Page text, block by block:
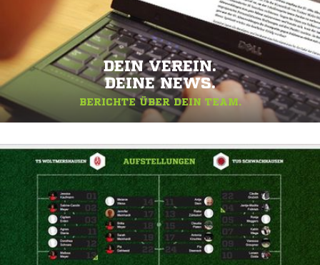
DEIN VEREIN.
DEINE NEWS.
BERICHTE ÜBER DEIN TEAM.